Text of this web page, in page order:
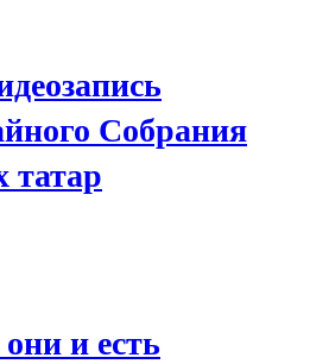
Собрания
татар
и есть